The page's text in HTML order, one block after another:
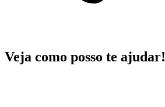
Veja como posso te ajudar!